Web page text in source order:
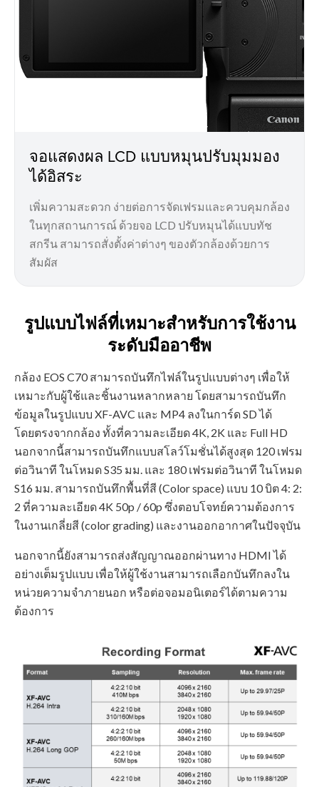
จอแสดงผล LCD แบบหมุนปรับมุมมอง
ได้อิสระ
เพิ่มความสะดวก ง่ายต่อการจัดเฟรมและควบคุมกล้อง
ในทุกสถานการณ์ ด้วยจอ LCD ปรับหมุนได้แบบทัช
สกรีน สามารถสั่งตั้งค่าต่างๆ ของตัวกล้องด้วยการ
สัมผัส
รูปแบบไฟล์ที่เหมาะสำหรับการใช้งาน
ระดับมืออาชีพ
กล้อง EOS C70 สามารถบันทึกไฟล์ในรูปแบบต่างๆ เพื่อให้
เหมาะกับผู้ใช้และชิ้นงานหลากหลาย โดยสามารถบันทึก
ข้อมูลในรูปแบบ XF-AVC และ MP4 ลงในการ์ด SD ได้
โดยตรงจากกล้อง ทั้งที่ความละเอียด 4K, 2K และ Full HD
นอกจากนี้สามารถบันทึกแบบสโลว์โมชั่นได้สูงสุด 120 เฟรม
ต่อวินาที ในโหมด S35 มม. และ 180 เฟรมต่อวินาที ในโหมด
S16 มม. สามารถบันทึกพื้นที่สี (Color space) แบบ 10 บิต 4: 2:
2 ที่ความละเอียด 4K 50p / 60p ซึ่งตอบโจทย์ความต้องการ
ในงานเกลี่ยสี (color grading) และงานออกอากาศในปัจจุบัน
นอกจากนี้ยังสามารถส่งสัญญาณออกผ่านทาง HDMI ได้
อย่างเต็มรูปแบบ เพื่อให้ผู้ใช้งานสามารถเลือกบันทึกลงใน
หน่วยความจำภายนอก หรือต่อจอมอนิเตอร์ได้ตามความ
ต้องการ